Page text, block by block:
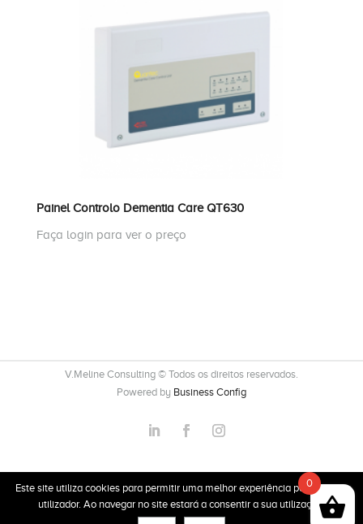
Painel Controlo Dementia Care QT630
Faça login para ver o preço
V.Meline Consulting © Todos os direitos reservados.
Powered by Business Config
Termos e Condições
Política de Privacidade
Livro Reclamações Eletrónico
0
Este site utiliza cookies para permitir uma melhor experiência por parte do
utilizador. Ao navegar no site estará a consentir a sua utilização.